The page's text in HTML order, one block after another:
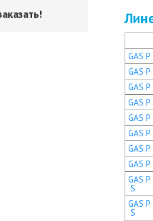
GAS
GAS
GAS
GAS
GAS
GAS
GAS
GAS
GAS
S
GAS
S